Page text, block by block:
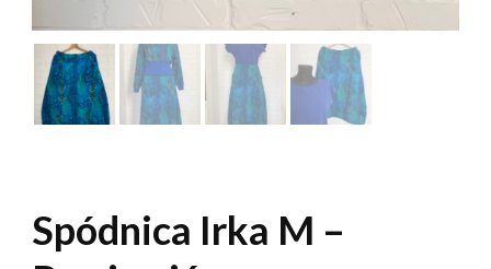
Spódnica Irka M –